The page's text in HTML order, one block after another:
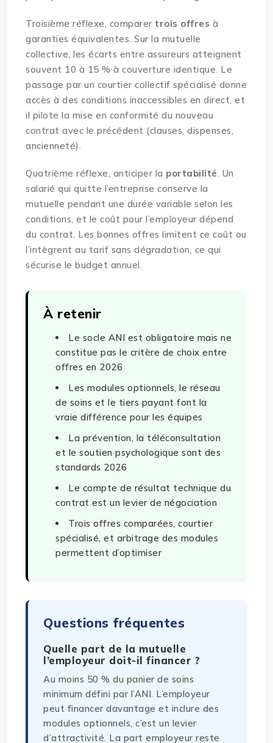
Troisième réflexe, comparer trois offres à
garanties équivalentes. Sur la mutuelle
collective, les écarts entre assureurs atteignent
souvent 10 à 15 % à couverture identique. Le
passage par un courtier collectif spécialisé donne
accès à des conditions inaccessibles en direct, et
il pilote la mise en conformité du nouveau
contrat avec le précédent (clauses, dispenses,
ancienneté).
Quatrième réflexe, anticiper la portabilité. Un
salarié qui quitte l’entreprise conserve la
mutuelle pendant une durée variable selon les
conditions, et le coût pour l’employeur dépend
du contrat. Les bonnes offres limitent ce coût ou
l’intègrent au tarif sans dégradation, ce qui
sécurise le budget annuel.
À retenir
Le socle ANI est obligatoire mais ne
constitue pas le critère de choix entre
offres en 2026
Les modules optionnels, le réseau
de soins et le tiers payant font la
vraie différence pour les équipes
La prévention, la téléconsultation
et le soutien psychologique sont des
standards 2026
Le compte de résultat technique du
contrat est un levier de négociation
Trois offres comparées, courtier
spécialisé, et arbitrage des modules
permettent d’optimiser
Questions fréquentes
Quelle part de la mutuelle
l’employeur doit-il financer ?
Au moins 50 % du panier de soins
minimum défini par l’ANI. L’employeur
peut financer davantage et inclure des
modules optionnels, c’est un levier
d’attractivité. La part employeur reste